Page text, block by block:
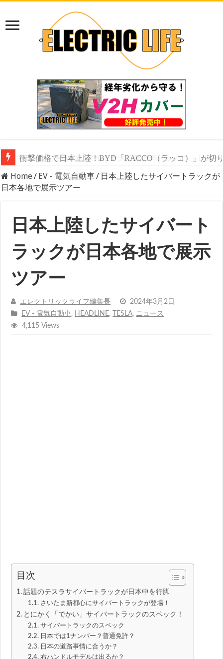
数字で見るEVのリアル｜テスラ2025年インパクトレポ
Home/EV - 電気自動車/ 日本上陸したサイバートラックが
日本各地で展示ツアー
日本上陸したサイバート
ラックが日本各地で展示
ツアー
エレクトリックライフ編集長
2024年3月2日
EV - 電気自動車, HEADLINE, TESLA, ニュース
4,115 Views
目次
話題のテスラサイバートラックが日本中を行脚
さいたま新都心にサイバートラックが登場！
とにかく「でかい」サイバートラックのスペック！
サイバートラックのスペック
日本では1ナンバー？普通免許？
日本の道路事情に合うか？
右ハンドルモデルは出るか？